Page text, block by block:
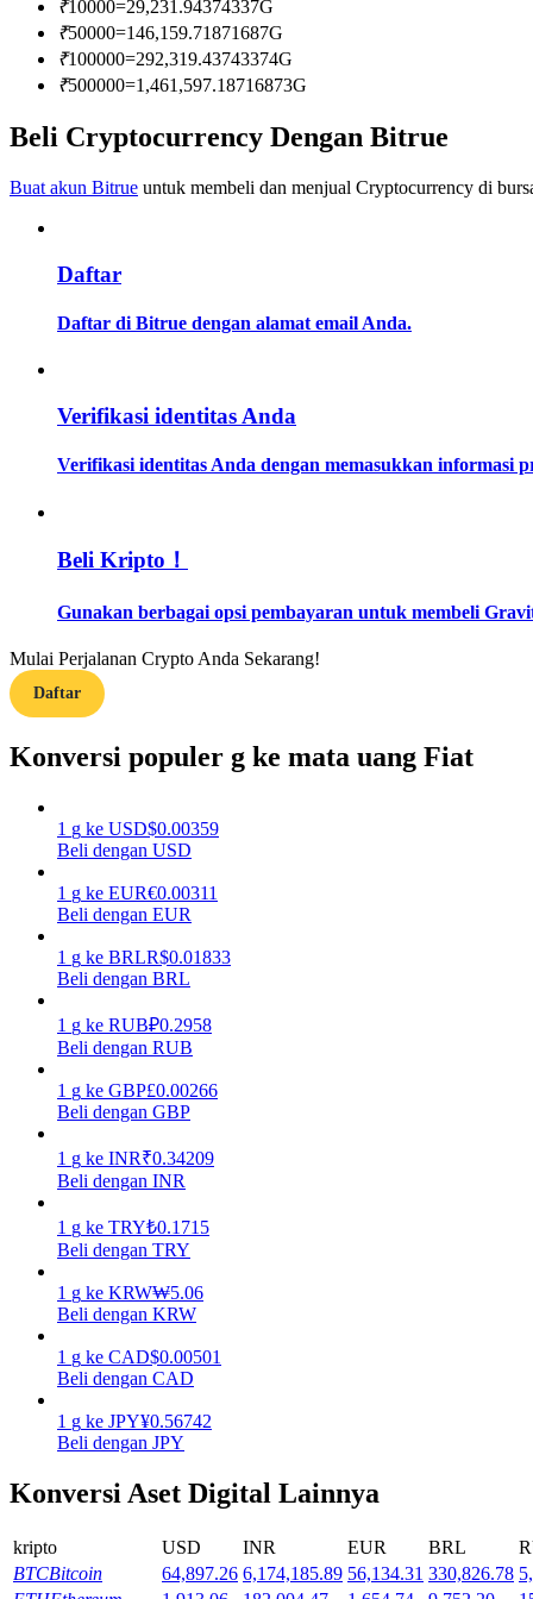
Menjadi Pedagang Salinan
Nikmati pembagian keuntungan dan komisi copy trading
Panduan Pemula Berjangka
Pelajari cara untuk tetap menghasilkan keuntungan
Menghasilkan
Babi Kekuatan
₹10000=29,231.94374337G
₹50000=146,159.71871687G
₹100000=292,319.43743374G
₹500000=1,461,597.18716873G
Beli Cryptocurrency Dengan Bitrue
Buat akun Bitrue untuk membeli dan menjual Cryptocurrency di
Daftar
Daftar di Bitrue dengan alamat email Anda.
Verifikasi identitas Anda
Verifikasi identitas Anda dengan memasukkan informasi
Beli Kripto！
Gunakan berbagai opsi pembayaran untuk membeli
Mulai Perjalanan Crypto Anda Sekarang!
Daftar
Konversi populer g ke mata uang Fiat
1 g ke USD$0.00359
Beli dengan USD
1 g ke EUR€0.00311
Beli dengan EUR
1 g ke BRLR$0.01833
Beli dengan BRL
1 g ke RUB₽0.2958
Beli dengan RUB
1 g ke GBP£0.00266
Beli dengan GBP
1 g ke INR₹0.34209
Beli dengan INR
1 g ke TRY₺0.1715
Beli dengan TRY
1 g ke KRW₩5.06
Beli dengan KRW
1 g ke CAD$0.00501
Beli dengan CAD
1 g ke JPY¥0.56742
Beli dengan JPY
Konversi Aset Digital Lainnya
kripto USD INR EUR BRL
BTCBitcoin 64,897.26 6,174,185.89 56,134.31 330,826.78